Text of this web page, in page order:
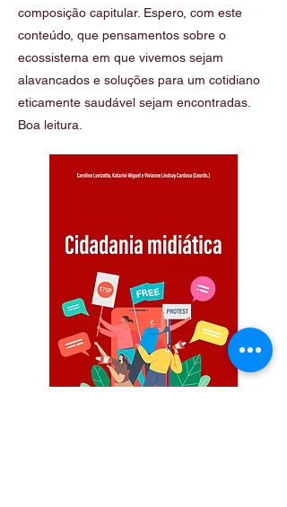
composição capitular. Espero, com este
conteúdo, que pensamentos sobre o
ecossistema em que vivemos sejam
alavancados e soluções para um cotidiano
eticamente saudável sejam encontradas.
Boa leitura.